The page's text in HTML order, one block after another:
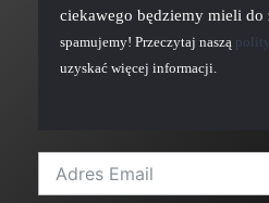
ciekawego będziemy mieli do
spamujemy! Przeczytaj naszą
uzyskać więcej informacji.